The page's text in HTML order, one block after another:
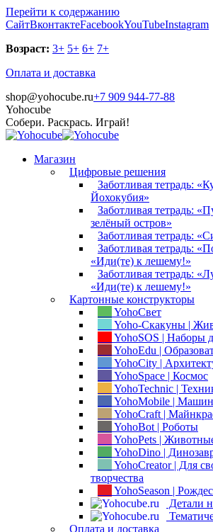
Перейти к содержанию
СайтВконтактеFacebookYouTubeInstagram
Возраст: 3+ 5+ 6+ 7+
Оплата и доставка
shop@yohocube.ru+7 909 944-77-88
Yohocube
Собери. Раскрась. Играй!
Магазин
Цифровые решения
Заботливая тетрадь:
Йохокубия»
Заботливая тетрадь:
зелёный остров»
Заботливая тетрадь:
Заботливая тетрадь:
«Иди(те) к лешему!»
Заботливая тетрадь:
«Иди(те) к лешему!»
Картонные конструкторы
YohoСвет
Yoho-Скакуны |
YohoSOS | Наборы
YohoEdu |
YohoCity |
YohoSpace | Космос
YohoTechnic |
YohoMobile |
YohoCraft |
YohoBot | Роботы
YohoPets |
YohoDino |
YohoCreator | Для
творчества
YohoSeason |
Детали
Оплата и доставка